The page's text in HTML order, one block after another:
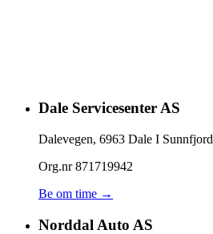
Dale Servicesenter AS
Dalevegen, 6963 Dale I Sunnfjord
Org.nr871719942
Be om time →
Norddal Auto AS